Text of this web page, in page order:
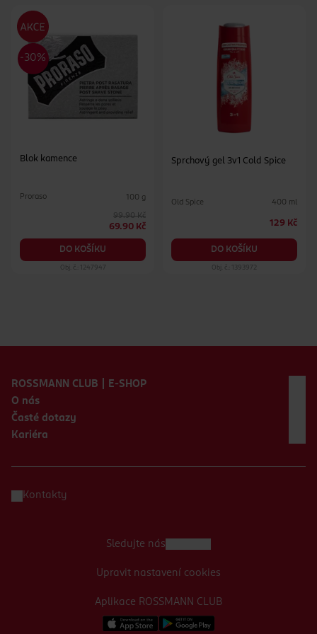
Blok kamence
Proraso 100 g
99.90 Kč
69.90 Kč
DO KOŠÍKU
Obj. č.: 1247947
Sprchový gel 3v1 Cold Spice
Old Spice 400 ml
129 Kč
DO KOŠÍKU
Obj. č.: 1393972
ROSSMANN CLUB | E-SHOP
O nás
Časté dotazy
Kariéra
Kontakty
Aplikace ROSSMANN CLUB
Sledujte nás
Upravit nastavení cookies